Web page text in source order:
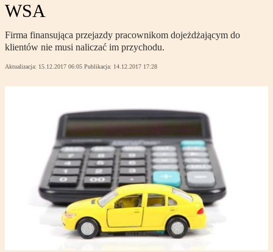
WSA
Firma finansująca przejazdy pracownikom dojeżdżającym do
klientów nie musi naliczać im przychodu.
Aktualizacja: 15.12.2017 06:05 Publikacja: 14.12.2017 17:28